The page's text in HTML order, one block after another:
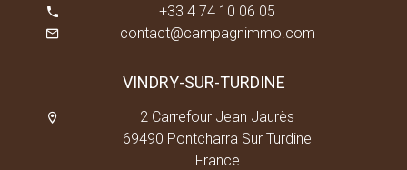
+33 4 74 10 06 05
contact@campagnimmo.com
VINDRY-SUR-TURDINE
2 Carrefour Jean Jaurès
69490 Pontcharra Sur Turdine
France